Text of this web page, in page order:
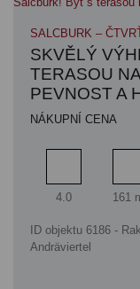
SALCBURK –
SKVĚLÝ
TERASOU
PEVNOST A
NÁKUPNÍ CENA
Pokoj
4.0
161
ID objektu 6186 -
Andräviertel